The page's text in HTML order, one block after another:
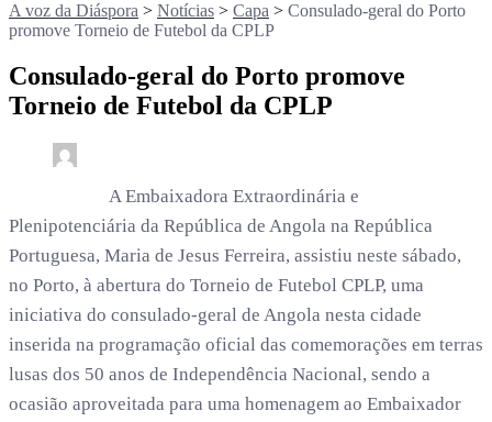
A voz da Diáspora > Notícias > Capa > Consulado-geral do Porto
promove Torneio de Futebol da CPLP
Consulado-geral do Porto promove
Torneio de Futebol da CPLP
A Embaixadora Extraordinária e
Plenipotenciária da República de Angola na República
Portuguesa, Maria de Jesus Ferreira, assistiu neste sábado,
no Porto, à abertura do Torneio de Futebol CPLP, uma
iniciativa do consulado-geral de Angola nesta cidade
inserida na programação oficial das comemorações em terras
lusas dos 50 anos de Independência Nacional, sendo a
ocasião aproveitada para uma homenagem ao Embaixador